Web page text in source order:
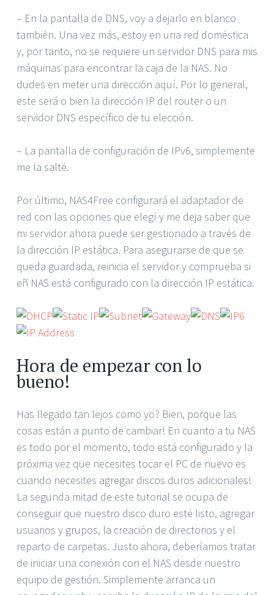
– En la pantalla de DNS, voy a dejarlo en blanco
también. Una vez más, estoy en una red doméstica
y, por tanto, no se requiere un servidor DNS para mis
máquinas para encontrar la caja de la NAS. No
dudes en meter una dirección aquí. Por lo general,
este será o bien la dirección IP del router o un
servidor DNS específico de tu elección.
– La pantalla de configuración de IPv6, simplemente
me la salté.
Por último, NAS4Free configurará el adaptador de
red con las opciones que elegí y me deja saber que
mi servidor ahora puede ser gestionado a través de
la dirección IP estática. Para asegurarse de que se
queda guardada, reinicia el servidor y comprueba si
eñ NAS está configurado con la dirección IP estática.
Hora de empezar con lo
bueno!
Has llegado tan lejos como yo? Bien, porque las
cosas están a punto de cambiar! En cuanto a tu NAS
es todo por el momento, todo está configurado y la
próxima vez que necesites tocar el PC de nuevo es
cuando necesites agregar discos duros adicionales!
La segunda mitad de este tutorial se ocupa de
conseguir que nuestro disco duro esté listo, agregar
usuarios y grupos, la creación de directorios y el
reparto de carpetas. Justo ahora, deberíamos tratar
de iniciar una conexión con el NAS desde nuestro
equipo de gestión. Simplemente arranca un